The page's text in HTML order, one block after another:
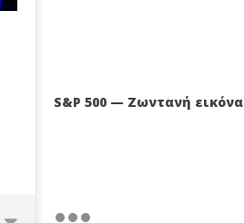
S&P 500 — Ζωντανή εικόνα